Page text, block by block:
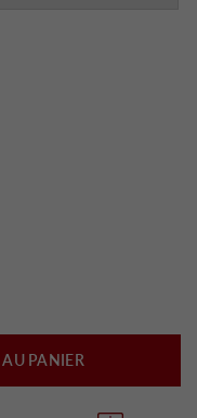
PANIER